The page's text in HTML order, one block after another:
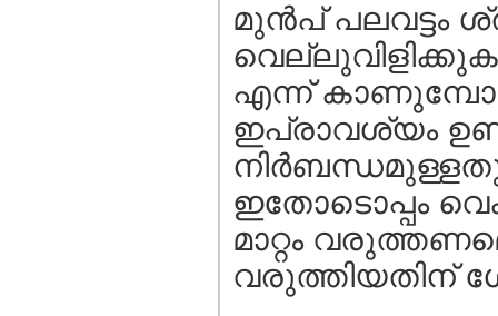
മുന്‍പ്‌ പലവട്ടം
എന്ന്
ഇപ്രാവശ്യം
ഇതോടൊപ്പം
മാറ്റം
വരുത്തിയതിന്